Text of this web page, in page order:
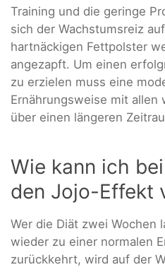
Training und die geringe
sich der Wachstumsreiz
hartnäckigen Fettpolster
angezapft. Um einen
zu erzielen muss eine
Ernährungsweise mit allen
über einen längeren
Wie kann ich
den Jojo-Effekt
Wer die Diät zwei Wochen
wieder zu einer normalen
zurückkehrt, wird auf der